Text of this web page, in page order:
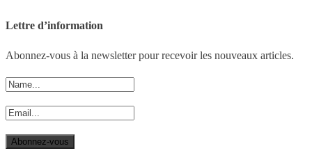
Lettre d’information
Abonnez-vous à la newsletter pour recevoir les nouveaux articles.